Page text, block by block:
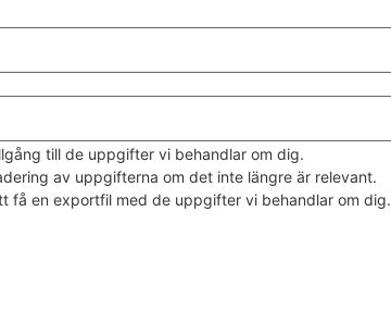
till de uppgifter vi behandlar om dig.
av uppgifterna om det inte längre är relevant.
få en exportfil med de uppgifter vi behandlar om dig.